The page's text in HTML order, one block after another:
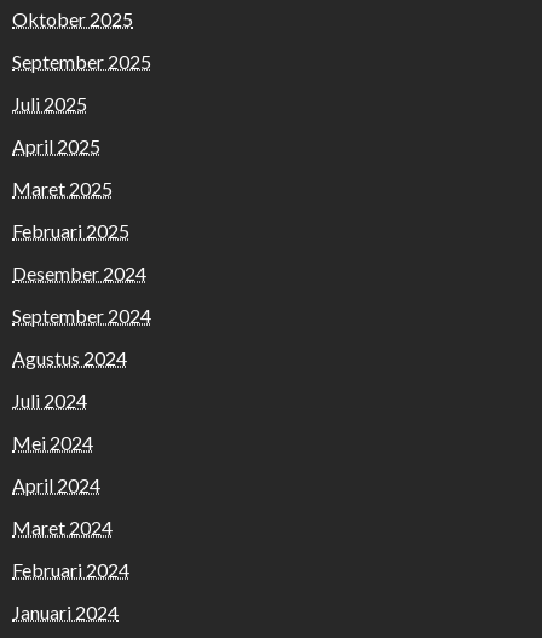
Oktober 2025
September 2025
Juli 2025
April 2025
Maret 2025
Februari 2025
Desember 2024
September 2024
Agustus 2024
Juli 2024
Mei 2024
April 2024
Maret 2024
Februari 2024
Januari 2024